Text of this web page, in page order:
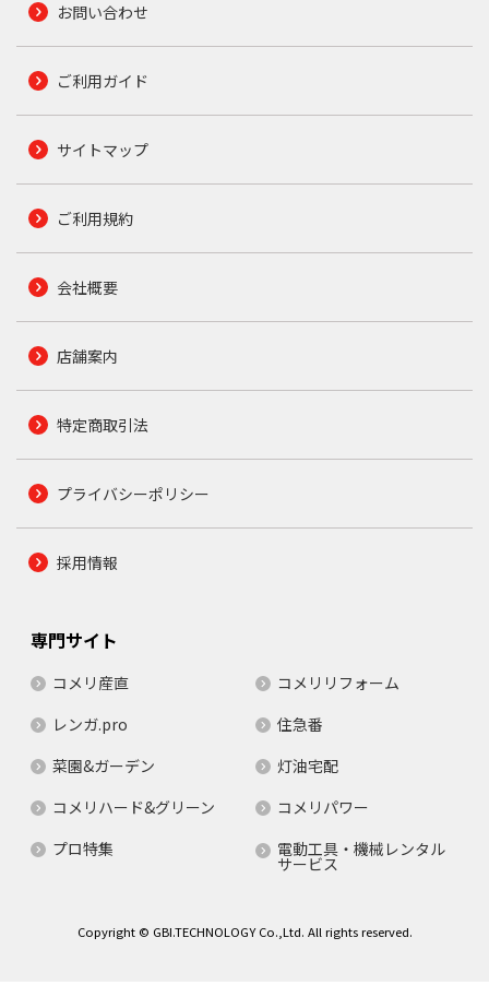
お問い合わせ
ご利用ガイド
サイトマップ
ご利用規約
会社概要
店舗案内
特定商取引法
プライバシーポリシー
採用情報
専門サイト
コメリ産直
コメリリフォーム
レンガ.pro
住急番
菜園&ガーデン
灯油宅配
コメリハード&グリーン
コメリパワー
プロ特集
電動工具・機械レンタル
サービス
Copyright © GBI.TECHNOLOGY Co.,Ltd. All rights reserved.